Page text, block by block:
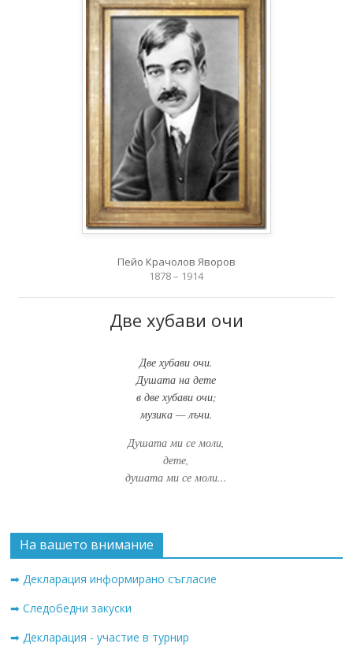
Пейо Крачолов Яворов
1878 – 1914
Две хубави очи
Две хубави очи.
Душата на дете
в две хубави очи;
музика — лъчи.
Душата ми се моли,
дете,
душата ми се моли...
На вашето внимание
➡ Декларация информирано съгласие
➡ Следобедни закуски
➡ Декларация - участие в турнир